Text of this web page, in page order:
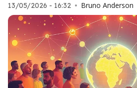
13/05/2026 - 16:32 • Bruno Anderson